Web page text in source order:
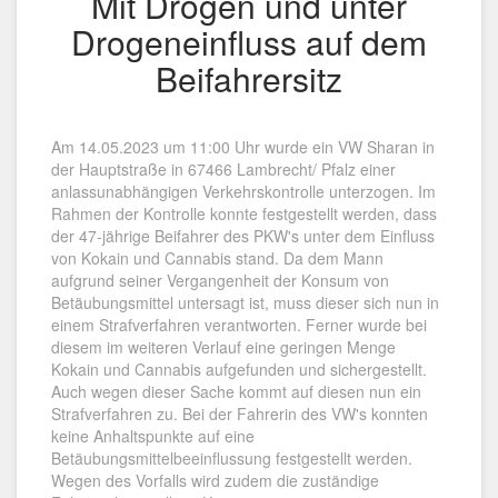
Drogeneinfluss auf dem
Beifahrersitz
Am 14.05.2023 um 11:00 Uhr wurde ein VW Sharan in
der Hauptstraße in 67466 Lambrecht/ Pfalz einer
anlassunabhängigen Verkehrskontrolle unterzogen. Im
Rahmen der Kontrolle konnte festgestellt werden, dass
der 47-jährige Beifahrer des PKW's unter dem Einfluss
von Kokain und Cannabis stand. Da dem Mann
aufgrund seiner Vergangenheit der Konsum von
Betäubungsmittel untersagt ist, muss dieser sich nun in
einem Strafverfahren verantworten. Ferner wurde bei
diesem im weiteren Verlauf eine geringen Menge
Kokain und Cannabis aufgefunden und sichergestellt.
Auch wegen dieser Sache kommt auf diesen nun ein
Strafverfahren zu. Bei der Fahrerin des VW's konnten
keine Anhaltspunkte auf eine
Betäubungsmittelbeeinflussung festgestellt werden.
Wegen des Vorfalls wird zudem die zuständige